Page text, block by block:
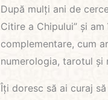
După mulți ani de
Citire a Chipului” și
complementare, cum
numerologia, tarotul și
Îți doresc să ai curaj